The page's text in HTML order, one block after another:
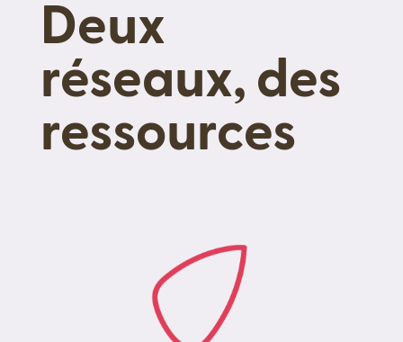
Deux
réseaux, des
ressources